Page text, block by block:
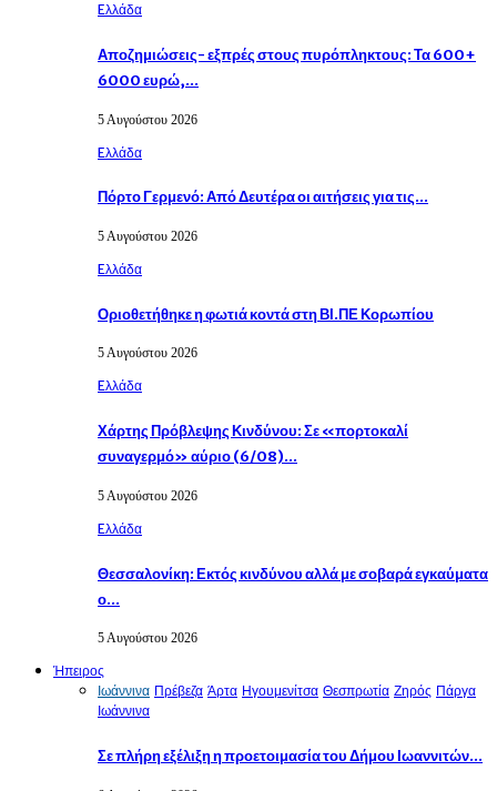
Eλλάδα
Αποζημιώσεις- εξπρές στους πυρόπληκτους: Τα 600+
6000 ευρώ,…
5 Αυγούστου 2026
Eλλάδα
Πόρτο Γερμενό: Από Δευτέρα οι αιτήσεις για τις…
5 Αυγούστου 2026
Eλλάδα
Οριοθετήθηκε η φωτιά κοντά στη ΒΙ.ΠΕ Κορωπίου
5 Αυγούστου 2026
Eλλάδα
Χάρτης Πρόβλεψης Κινδύνου: Σε «πορτοκαλί
συναγερμό» αύριο (6/08)…
5 Αυγούστου 2026
Eλλάδα
Θεσσαλονίκη: Εκτός κινδύνου αλλά με σοβαρά εγκαύματα
ο…
5 Αυγούστου 2026
Ήπειρος
Ιωάννινα Πρέβεζα Άρτα Ηγουμενίτσα Θεσπρωτία Ζηρός Πάργα
Ιωάννινα
Σε πλήρη εξέλιξη η προετοιμασία του Δήμου Ιωαννιτών…